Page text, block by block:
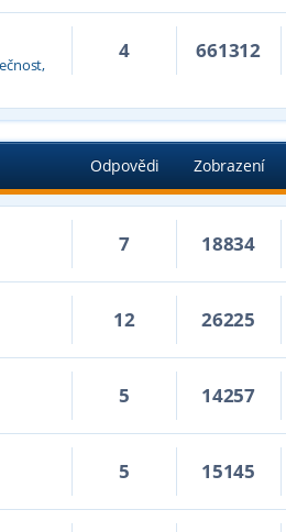
4 661312
Odpovědi Zobrazení
7 18834
12 26225
5 14257
5 15145